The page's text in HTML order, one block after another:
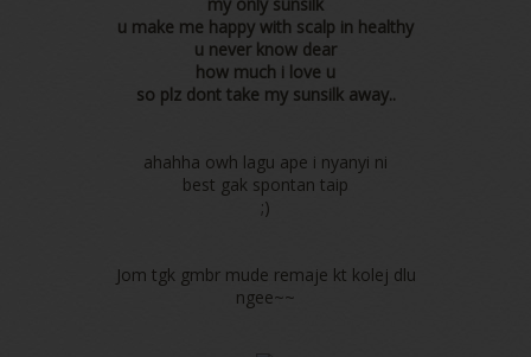
u make me happy with scalp in healthy
u never know dear
how much i love u
so plz dont take my sunsilk away..
ahahha owh lagu ape i nyanyi ni
best gak spontan taip
;)
Jom tgk gmbr mude remaje kt kolej dlu
ngee~~